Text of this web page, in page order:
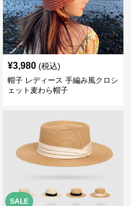
¥3,980 (税込)
帽子 レディース 手編み風クロシ
ェット麦わら帽子
SALE